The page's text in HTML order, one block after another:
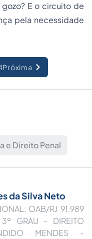
E o circuito de
pela necessidade
Próxima
e Direito Penal
da Silva Neto
OAB/RJ 91.989
GRAU - DIREITO
MENDES -